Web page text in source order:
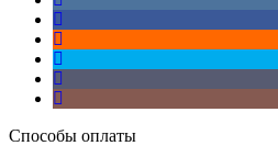
Способы оплаты